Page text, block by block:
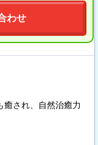
わせ
癒され、自然治癒力